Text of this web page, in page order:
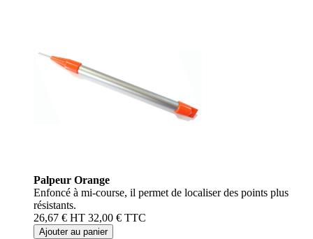
Palpeur Orange
Enfoncé à mi-course, il permet de localiser des points plus
résistants.
26,67 € HT 32,00 € TTC
Ajouter au panier